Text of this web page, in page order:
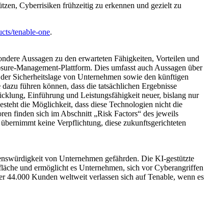
Cyberrisiken frühzeitig zu erkennen und gezielt zu
tenable-one.
Aussagen zu den erwarteten Fähigkeiten, Vorteilen und
Management-Plattform. Dies umfasst auch Aussagen über
Sicherheitslage von Unternehmen sowie den künftigen
führen können, dass die tatsächlichen Ergebnisse
Einführung und Leistungsfähigkeit neuer, bislang nur
die Möglichkeit, dass diese Technologien nicht die
finden sich im Abschnitt „Risk Factors“ des jeweils
keine Verpflichtung, diese zukunftsgerichteten
von Unternehmen gefährden. Die KI-gestützte
und ermöglicht es Unternehmen, sich vor Cyberangriffen
44.000 Kunden weltweit verlassen sich auf Tenable, wenn es